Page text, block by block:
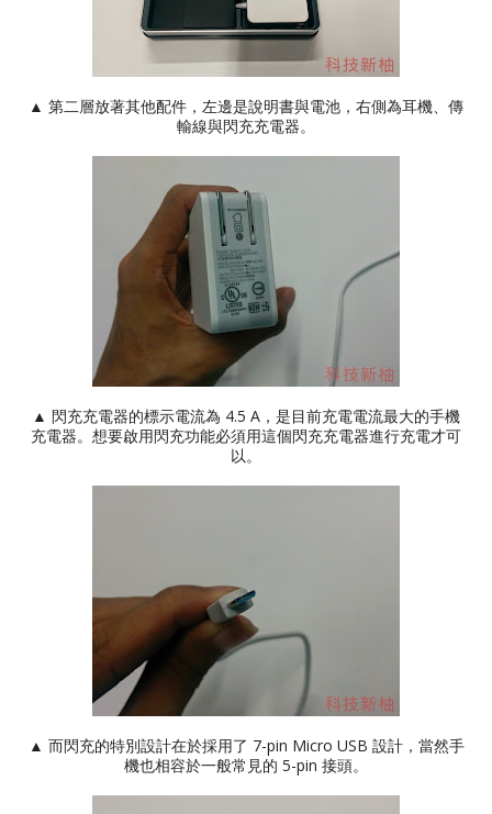
▲ 第二層放著其他配件，左邊是說明書與電池，右側為耳機、傳
輸線與閃充充電器。
▲ 閃充充電器的標示電流為 4.5 A，是目前充電電流最大的手機
充電器。想要啟用閃充功能必須用這個閃充充電器進行充電才可
以。
▲ 而閃充的特別設計在於採用了 7-pin Micro USB 設計，當然手
機也相容於一般常見的 5-pin 接頭。